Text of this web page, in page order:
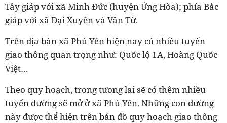
Tây giáp với xã Minh Đức (huyện Ứng Hòa); phía Bắc
giáp với xã Đại Xuyên và Vân Từ.
Trên địa bàn xã Phú Yên hiện nay có nhiều tuyến
giao thông quan trọng như: Quốc lộ 1A, Hoàng Quốc
Việt…
Theo quy hoạch, trong tương lai sẽ có thêm nhiều
tuyến đường sẽ mở ở xã Phú Yên. Những con đường
này được thể hiện trên bản đồ quy hoạch giao thông